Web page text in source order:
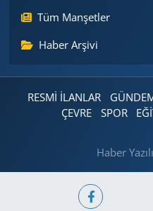
Tüm Manşetler
Haber Arşivi
RESMİ İLANLAR
ÇEVRE
SPOR
Haber